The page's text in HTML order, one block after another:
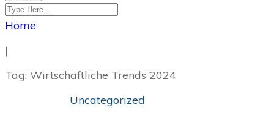
Home
|
Tag: Wirtschaftliche Trends 2024
Uncategorized